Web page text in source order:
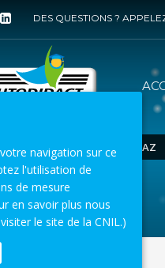
DES QUESTIONS ?
REMISE À NIVEAU GAZ
2026
navigation sur ce
l'utilisation de
de mesure
en savoir plus nous
le site de la CNIL.)